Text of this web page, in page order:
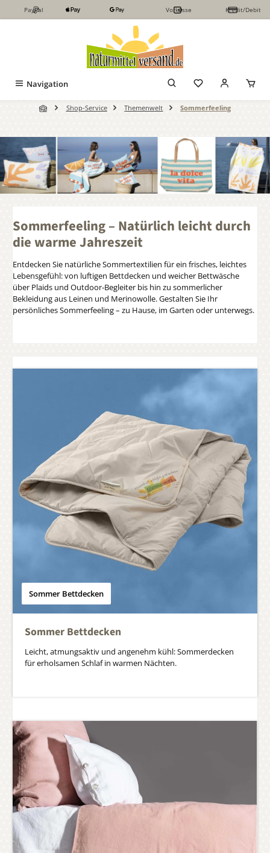
Zum Hauptinhalt springen
PayPal Vorkasse Kredit/Debit
Navigation
Shop-Service Themenwelt Sommerfeeling
Sommerfeeling – Natürlich leicht durch
die warme Jahreszeit
Entdecken Sie natürliche Sommertextilien für ein frisches, leichtes
Lebensgefühl: von luftigen Bettdecken und weicher Bettwäsche
über Plaids und Outdoor‑Begleiter bis hin zu sommerlicher
Bekleidung aus Leinen und Merinowolle. Gestalten Sie Ihr
persönliches Sommerfeeling – zu Hause, im Garten oder unterwegs.
Sommer Bettdecken
Sommer Bettdecken
Leicht, atmungsaktiv und angenehm kühl: Sommerdecken
für erholsamen Schlaf in warmen Nächten.